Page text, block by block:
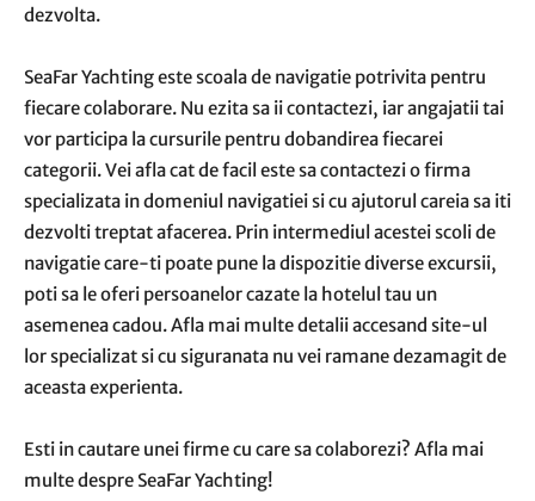
dezvolta.
SeaFar Yachting este scoala de navigatie potrivita pentru
fiecare colaborare. Nu ezita sa ii contactezi, iar angajatii tai
vor participa la cursurile pentru dobandirea fiecarei
categorii. Vei afla cat de facil este sa contactezi o firma
specializata in domeniul navigatiei si cu ajutorul careia sa iti
dezvolti treptat afacerea. Prin intermediul acestei scoli de
navigatie care-ti poate pune la dispozitie diverse excursii,
poti sa le oferi persoanelor cazate la hotelul tau un
asemenea cadou. Afla mai multe detalii accesand site-ul
lor specializat si cu siguranata nu vei ramane dezamagit de
aceasta experienta.
Esti in cautare unei firme cu care sa colaborezi? Afla mai
multe despre SeaFar Yachting!